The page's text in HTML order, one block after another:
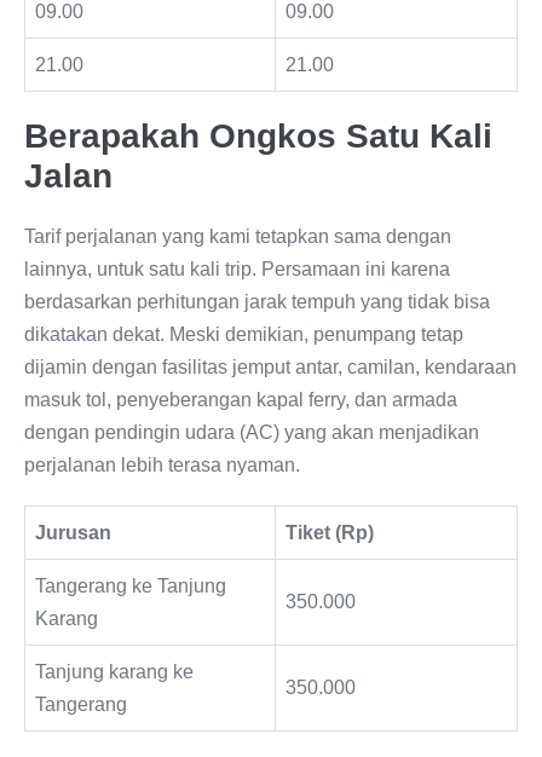
09.00 09.00
21.00 21.00
Berapakah Ongkos Satu Kali
Jalan
Tarif perjalanan yang kami tetapkan sama dengan
lainnya, untuk satu kali trip. Persamaan ini karena
berdasarkan perhitungan jarak tempuh yang tidak bisa
dikatakan dekat. Meski demikian, penumpang tetap
dijamin dengan fasilitas jemput antar, camilan, kendaraan
masuk tol, penyeberangan kapal ferry, dan armada
dengan pendingin udara (AC) yang akan menjadikan
perjalanan lebih terasa nyaman.
Jurusan Tiket (Rp)
Tangerang ke Tanjung
Karang
350.000
Tanjung karang ke
Tangerang
350.000